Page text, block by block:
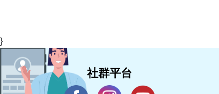
}
社群平台